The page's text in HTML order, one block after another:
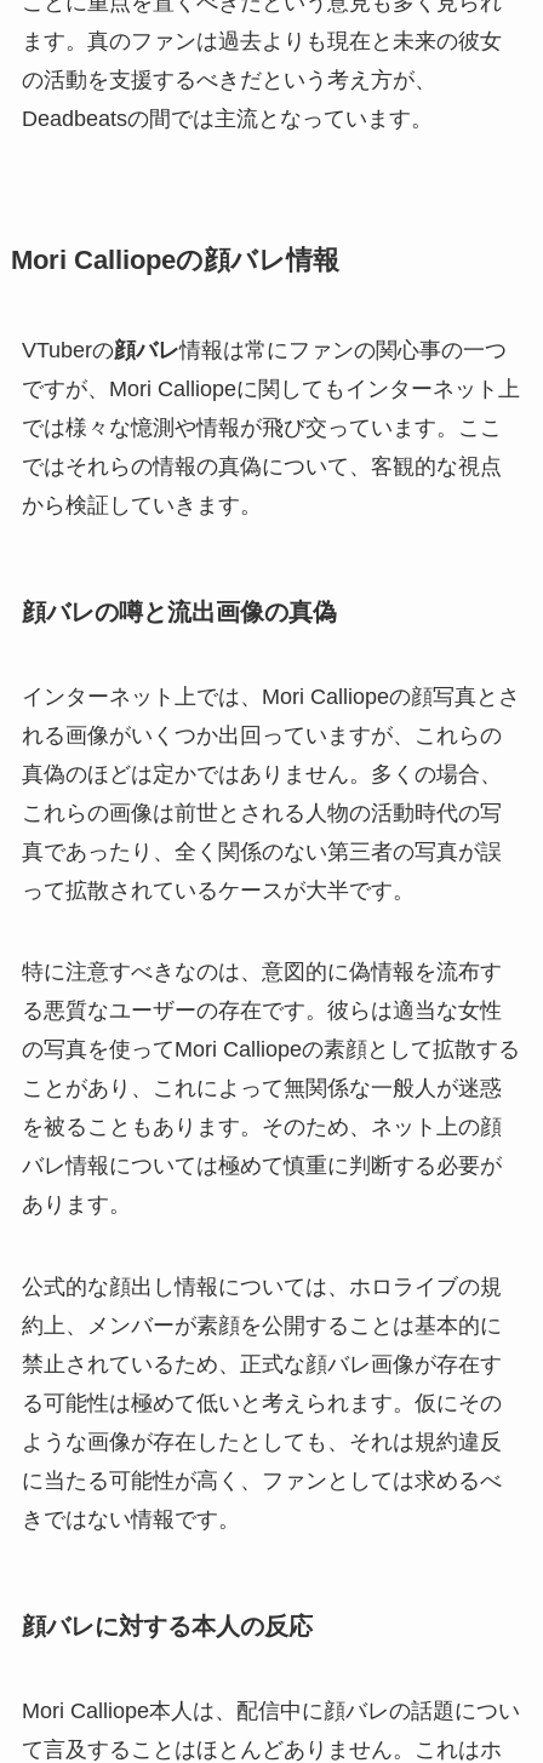
ます。真のファンは過去よりも現在と未来の彼女
の活動を支援するべきだという考え方が、
Deadbeatsの間では主流となっています。
Mori Calliopeの顔バレ情報
VTuberの顔バレ情報は常にファンの関心事の一つ
ですが、Mori Calliopeに関してもインターネット上
では様々な憶測や情報が飛び交っています。ここ
ではそれらの情報の真偽について、客観的な視点
から検証していきます。
顔バレの噂と流出画像の真偽
インターネット上では、Mori Calliopeの顔写真とさ
れる画像がいくつか出回っていますが、これらの
真偽のほどは定かではありません。多くの場合、
これらの画像は前世とされる人物の活動時代の写
真であったり、全く関係のない第三者の写真が誤
って拡散されているケースが大半です。
特に注意すべきなのは、意図的に偽情報を流布す
る悪質なユーザーの存在です。彼らは適当な女性
の写真を使ってMori Calliopeの素顔として拡散する
ことがあり、これによって無関係な一般人が迷惑
を被ることもあります。そのため、ネット上の顔
バレ情報については極めて慎重に判断する必要が
あります。
公式的な顔出し情報については、ホロライブの規
約上、メンバーが素顔を公開することは基本的に
禁止されているため、正式な顔バレ画像が存在す
る可能性は極めて低いと考えられます。仮にその
ような画像が存在したとしても、それは規約違反
に当たる可能性が高く、ファンとしては求めるべ
きではない情報です。
顔バレに対する本人の反応
Mori Calliope本人は、配信中に顔バレの話題につい
て言及することはほとんどありません。これはホ